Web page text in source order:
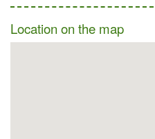
Location on the map